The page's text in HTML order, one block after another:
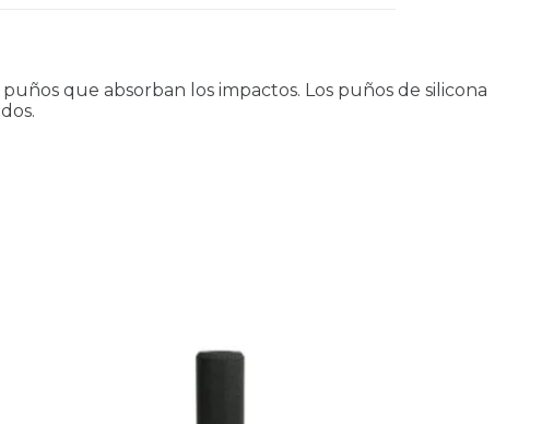
que absorban los impactos. Los puños de silicona